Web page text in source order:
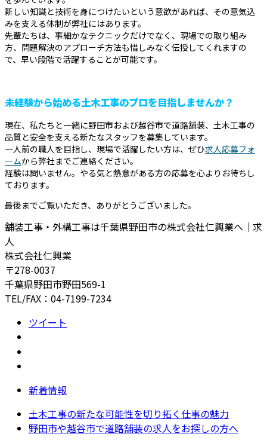
新しい知識と技術を身につけたいという意欲があれば、その意気込
みを支える体制が弊社にはあります。
先輩たちは、事細かなテクニックだけでなく、現場での取り組み
方、問題解決のアプローチ方法も惜しみなく伝授してくれますの
で、早い段階で活躍することが可能です。
未経験から始める土木工事のプロを目指しませんか？
現在、私たちと一緒に野田市および越谷市で道路舗装、土木工事の
品質と安全を支える新たなスタッフを募集しています。
一人前の職人を目指し、現場で活躍したい方は、ぜひ求人応募フォ
ームから弊社までご連絡ください。
経験は問いません。やる気と熱意がある方の応募を心よりお待ちし
ております。
最後までご覧いただき、ありがとうございました。
舗装工事・外構工事は千葉県野田市の株式会社仁興業へ｜求
人
株式会社仁興業
〒278-0037
千葉県野田市野田569-1
TEL/FAX：04-7199-7234
ツイート
新着情報
土木工事の新たな可能性を切り拓く仕事の魅力
野田市や越谷市で道路舗装の求人をお探しの方へ